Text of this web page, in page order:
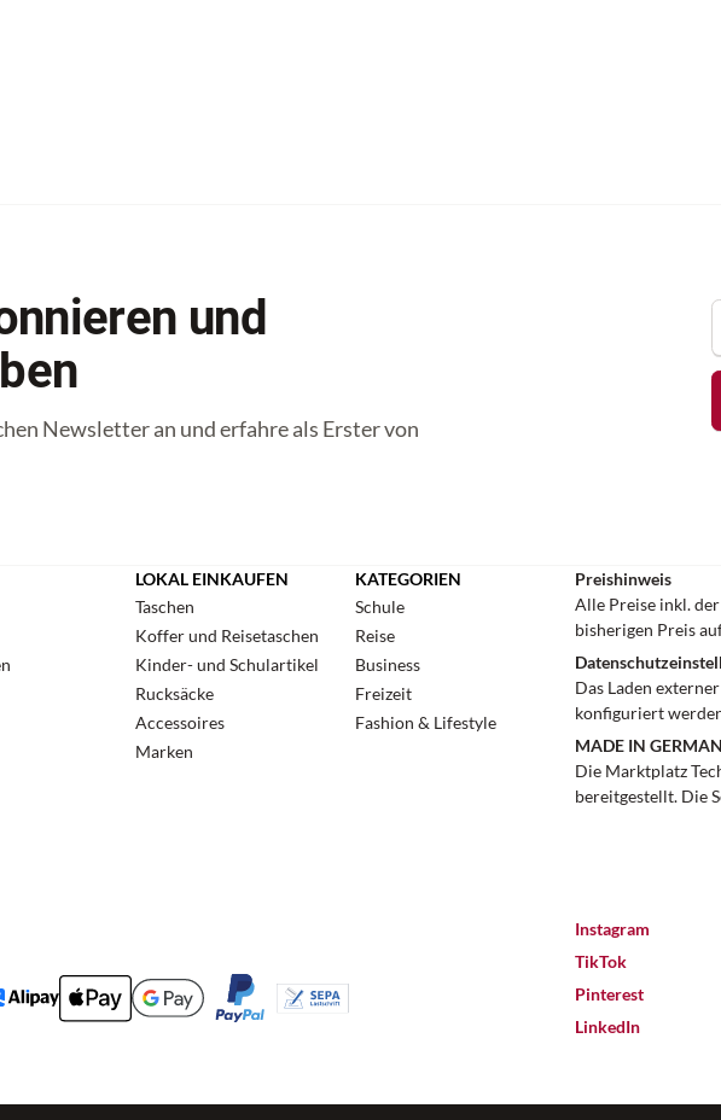
und
Newsletter an und erfahre als Erster von
LOKAL EINKAUFEN
Taschen
Koffer und Reisetaschen
Kinder- und Schulartikel
Rucksäcke
Accessoires
Marken
KATEGORIEN
Schule
Reise
Business
Freizeit
Fashion & Lifestyle
Preishinweis
Alle Preise inkl.
bisherigen Preis
Das Laden
konfiguriert
MADE IN
Die Marktplatz
bereitgestellt. Die
Instagram
TikTok
Pinterest
LinkedIn